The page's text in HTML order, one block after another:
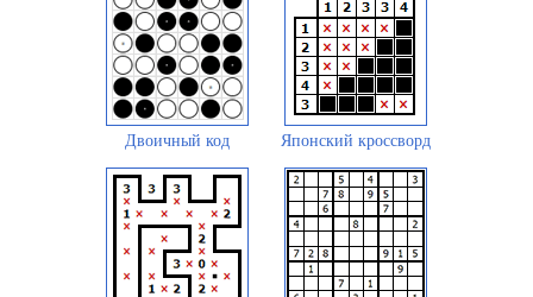
Двоичный код Японский кроссворд